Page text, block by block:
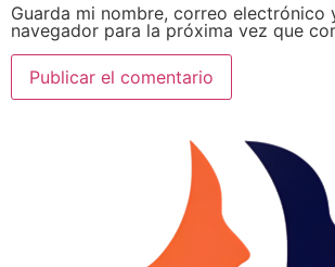
Guarda mi nombre, correo electrónico
navegador para la próxima vez que